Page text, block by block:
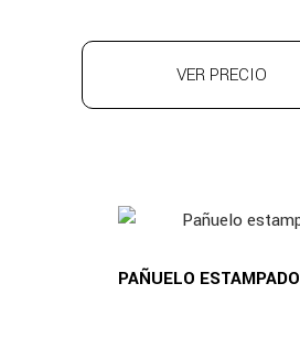
VER PRECIO
PAÑUELO ESTAMPADO